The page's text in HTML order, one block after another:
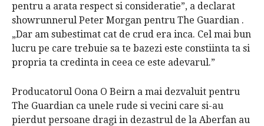
pentru a arata respect si consideratie”, a declarat
showrunnerul Peter Morgan pentru The Guardian .
„Dar am subestimat cat de crud era inca. Cel mai bun
lucru pe care trebuie sa te bazezi este constiinta ta si
propria ta credinta in ceea ce este adevarul.”
Producatorul Oona O Beirn a mai dezvaluit pentru
The Guardian ca unele rude si vecini care si-au
pierdut persoane dragi in dezastrul de la Aberfan au